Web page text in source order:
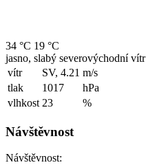
34 °C 19 °C
jasno, slabý severovýchodní vítr
vítr
SV, 4.21 m/s
tlak
1017
hPa
vlhkost 23 %
Návštěvnost
Návštěvnost: